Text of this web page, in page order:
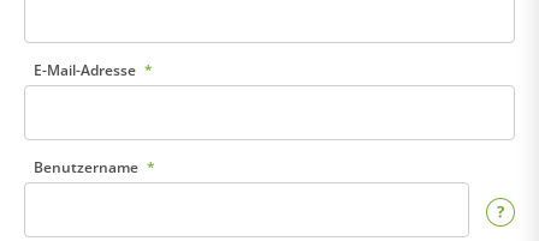
E-Mail-Adresse
Benutzername